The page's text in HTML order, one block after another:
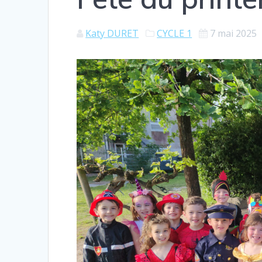
Katy DURET CYCLE 1 7 mai 2025